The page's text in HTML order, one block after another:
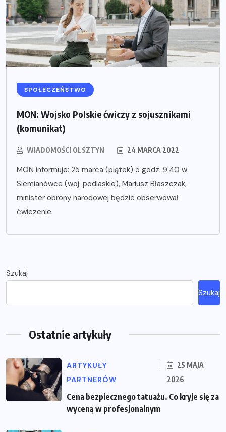
SPOŁECZEŃSTWO
MON: Wojsko Polskie ćwiczy z sojusznikami
(komunikat)
WIADOMOŚCI OLSZTYN 24 MARCA 2022
MON informuje: 25 marca (piątek) o godz. 9.40 w
Siemianówce (woj. podlaskie), Mariusz Błaszczak,
minister obrony narodowej będzie obserwował
ćwiczenie
Szukaj
Szukaj
Ostatnie artykuły
ARTYKUŁY
PARTNERÓW
25 MAJA
2026
Cena bezpiecznego tatuażu. Co kryje się za
wyceną w profesjonalnym